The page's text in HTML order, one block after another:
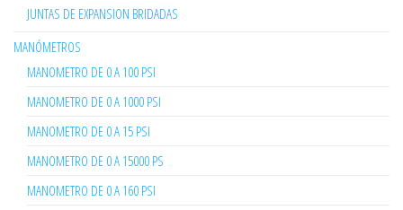
JUNTAS DE EXPANSION BRIDADAS
MANÓMETROS
MANOMETRO DE 0 A 100 PSI
MANOMETRO DE 0 A 1000 PSI
MANOMETRO DE 0 A 15 PSI
MANOMETRO DE 0 A 15000 PS
MANOMETRO DE 0 A 160 PSI